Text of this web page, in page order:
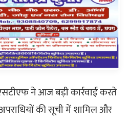
ने आज बड़ी कार्रवाई करते
की सूची में शामिल और